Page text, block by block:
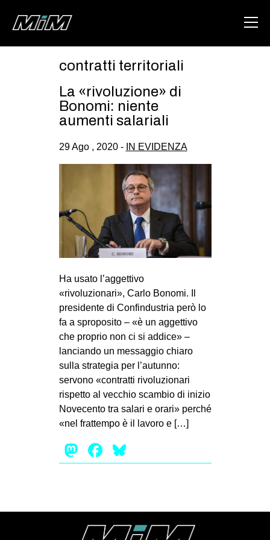
ABOUT
DEGENERAZIONE
GAZA FREESTYLE
CSOA LAMBRETTA
MSM
STUDENTI TSUNAMI
ZAM
MILANO
MOBILITAZIONI
SPAZI
SPORT POPOLARE
MOVIMENTI
AMBIENTE
ANTIFASCISMO
DIRITTO ALL’ABITARE
GENERI
MIGRAZIONI
STUDENTI
contratti territoriali
La «rivoluzione» di
Bonomi: niente
aumenti salariali
29 Ago , 2020 - IN EVIDENZA
Ha usato l’aggettivo
«rivoluzionari», Carlo Bonomi. Il
presidente di Confindustria però lo
fa a sproposito – «è un aggettivo
che proprio non ci si addice» –
lanciando un messaggio chiaro
sulla strategia per l’autunno:
servono «contratti rivoluzionari
rispetto al vecchio scambio di inizio
Novecento tra salari e orari» perché
«nel frattempo è il lavoro e […]
Mastodon
Facebook